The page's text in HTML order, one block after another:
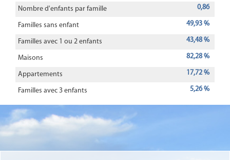
Nombre d'enfants par famille 0,86
Familles sans enfant 49,93 %
Familles avec 1 ou 2 enfants 43,48 %
Maisons 82,28 %
Appartements 17,72 %
Familles avec 3 enfants 5,26 %